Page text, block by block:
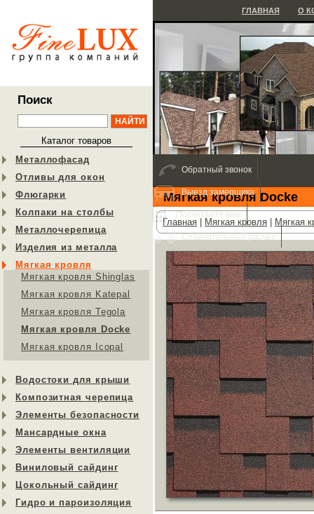
Поиск
Каталог товаров
Металлофасад
Отливы для окон
Флюгарки
Колпаки на столбы
Металлочерепица
Изделия из металла
Мягкая кровля
Мягкая кровля Shinglas
Мягкая кровля Katepal
Мягкая кровля Tegola
Мягкая кровля Docke
Мягкая кровля Icopal
Водостоки для крыши
Композитная черепица
Элементы безопасности
Мансардные окна
Элементы вентиляции
Виниловый сайдинг
Цокольный сайдинг
Гидро и пароизоляция
ГЛАВНАЯ О
Мягкая кровля Docke
Главная Мягкая кровля Мягкая
Обратный звонок
Выезд замерщика
Посчитайте мне
Сравнительный расчет